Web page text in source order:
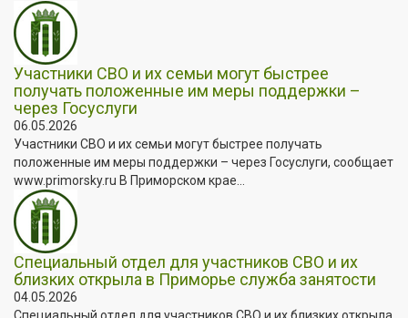
Участники СВО и их семьи могут быстрее
получать положенные им меры поддержки –
через Госуслуги
06.05.2026
Участники СВО и их семьи могут быстрее получать
положенные им меры поддержки – через Госуслуги, сообщает
www.primorsky.ru В Приморском крае...
Специальный отдел для участников СВО и их
близких открыла в Приморье служба занятости
04.05.2026